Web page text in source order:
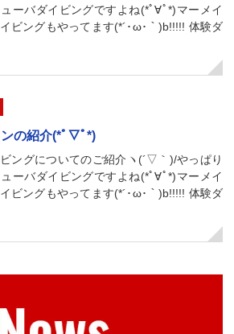
ーバダイビングですよね(*ﾟ∀ﾟ*)マーメイ
ビングもやってます(*´･ω･｀)b!!!!! 体験ダ
の紹介(*ﾟ▽ﾟ*)
ングについてのご紹介ヽ(´▽｀)/やっぱり
ーバダイビングですよね(*ﾟ∀ﾟ*)マーメイ
ビングもやってます(*´･ω･｀)b!!!!! 体験ダ